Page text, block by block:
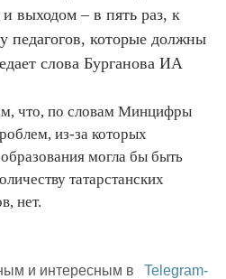
выходом – в пять раз, к
педагогов, которые должны
слова Бурганова ИА
что, по словам Минцифры
из-за которых
могла бы быть
татарстанских
нет.
и интересным в
Telegram-